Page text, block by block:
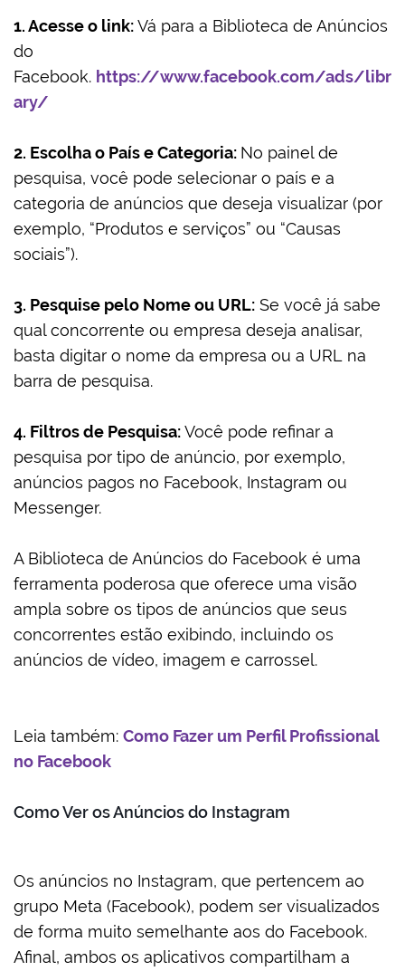
1. Acesse o link:Vá para a Biblioteca de Anúncios
do
Facebook. https://www.facebook.com/ads/libr
ary/
2. Escolha o País e Categoria: No painel de
pesquisa, você pode selecionar o país e a
categoria de anúncios que deseja visualizar (por
exemplo, “Produtos e serviços” ou “Causas
sociais”).
3. Pesquise pelo Nome ou URL: Se você já sabe
qual concorrente ou empresa deseja analisar,
basta digitar o nome da empresa ou a URL na
barra de pesquisa.
4. Filtros de Pesquisa:Você pode refinar a
pesquisa por tipo de anúncio, por exemplo,
anúncios pagos no Facebook, Instagram ou
Messenger.
A Biblioteca de Anúncios do Facebook é uma
ferramenta poderosa que oferece uma visão
ampla sobre os tipos de anúncios que seus
concorrentes estão exibindo, incluindo os
anúncios de vídeo, imagem e carrossel.
Leia também: Como Fazer um Perfil Profissional
no Facebook
Como Ver os Anúncios do Instagram
Os anúncios no Instagram, que pertencem ao
grupo Meta (Facebook), podem ser visualizados
de forma muito semelhante aos do Facebook.
Afinal, ambos os aplicativos compartilham a